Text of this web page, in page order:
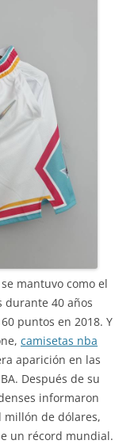
mantuvo como el
durante 40 años
puntos en 2018. Y
camisetas nba
aparición en las
Después de su
informaron
millón de dólares,
un récord mundial.